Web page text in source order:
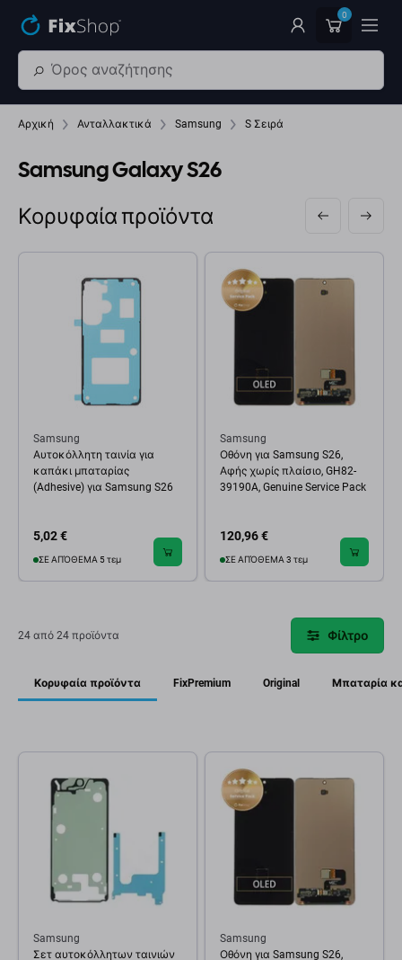
0
Αρχική Ανταλλακτικά Samsung S Σειρά
Samsung Galaxy S26
Κορυφαία προϊόντα
Samsung
Αυτοκόλλητη ταινία για
καπάκι μπαταρίας
(Adhesive) για Samsung S26
5,02 €
ΣΕ ΑΠΌΘΕΜΑ 5 τεμ
Samsung
Οθόνη για Samsung S26,
Αφής χωρίς πλαίσιο, GH82-
39190A, Genuine Service Pack
120,96 €
ΣΕ ΑΠΌΘΕΜΑ 3 τεμ
24 από 24 προϊόντα Φίλτρο
Κορυφαία προϊόντα FixPremium Original Μπαταρία
Samsung
Σετ αυτοκόλλητων ταινιών
Samsung
Οθόνη για Samsung S26,